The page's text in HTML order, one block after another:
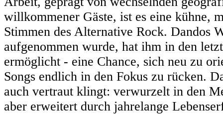
willkommener Gäste, ist es eine kühne,
Stimmen des Alternative Rock. Dandos
aufgenommen wurde, hat ihm in den
ermöglicht - eine Chance, sich neu zu
Songs endlich in den Fokus zu rücken.
auch vertraut klingt: verwurzelt in den
aber erweitert durch jahrelange